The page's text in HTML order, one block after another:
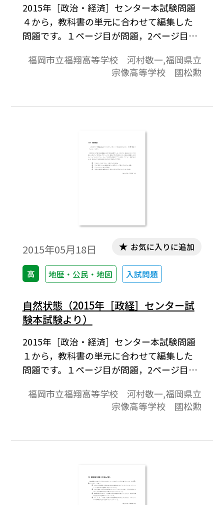
2015年［政治・経済］センター本試験問題
４から，教科書の単元に合わせて編集した
問題です。１ページ目が問題，2ページ目が
福岡市立福翔高等学校 河村敬一,福岡県立
宗像高等学校 國松勲
2015年05月18日
高 地歴・公民・地図 入試問題
お気に入りに追加
自然状態（2015年［政経］センター試
験本試験より）
2015年［政治・経済］センター本試験問題
１から，教科書の単元に合わせて編集した
問題です。１ページ目が問題，2ページ目が
福岡市立福翔高等学校 河村敬一,福岡県立
宗像高等学校 國松勲